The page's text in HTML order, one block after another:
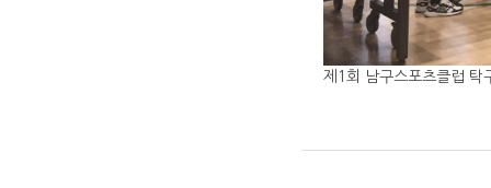
제1회 남구스포츠클럽 탁